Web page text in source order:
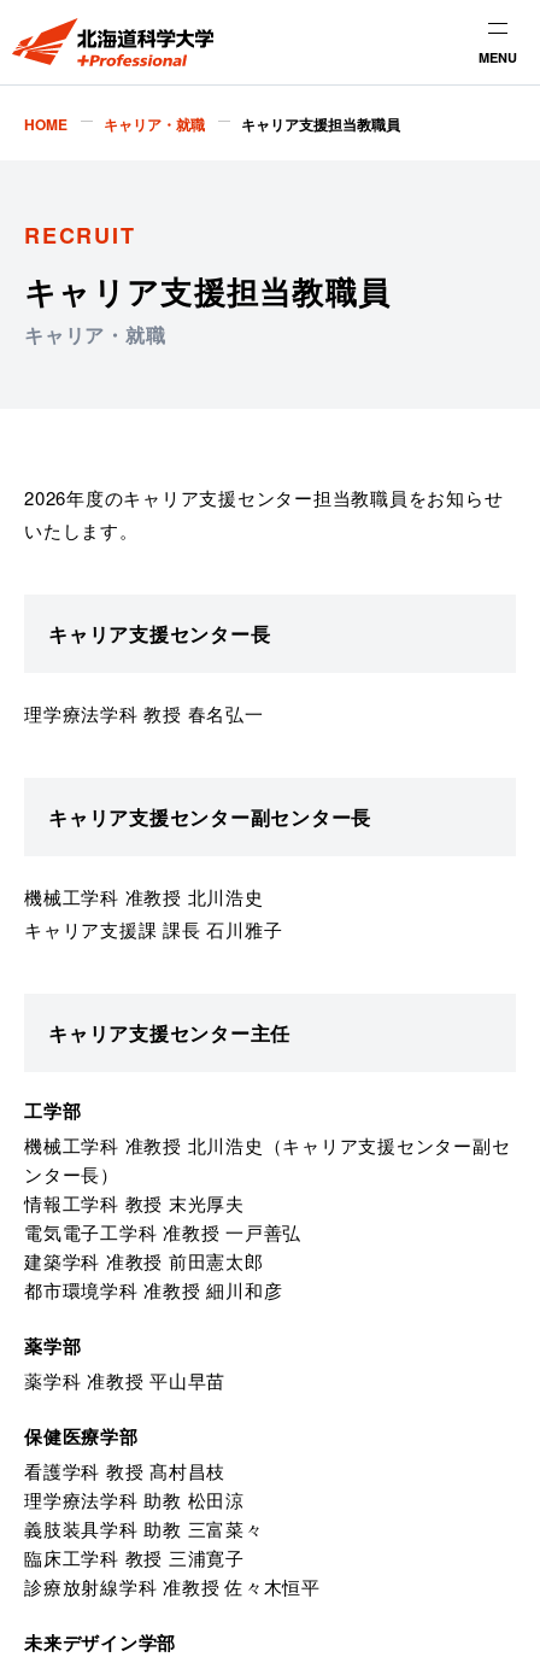
MENU
HOME キャリア・就職 キャリア支援担当教職員
RECRUIT
キャリア支援担当教職員
キャリア・就職
2026年度のキャリア支援センター担当教職員をお知らせ
いたします。
キャリア支援センター長
理学療法学科 教授 春名弘一
キャリア支援センター副センター長
機械工学科 准教授 北川浩史
キャリア支援課 課長 石川雅子
キャリア支援センター主任
工学部
機械工学科 准教授 北川浩史（キャリア支援センター副セ
ンター長）
情報工学科 教授 末光厚夫
電気電子工学科 准教授 一戸善弘
建築学科 准教授 前田憲太郎
都市環境学科 准教授 細川和彦
薬学部
薬学科 准教授 平山早苗
保健医療学部
看護学科 教授 髙村昌枝
理学療法学科 助教 松田涼
義肢装具学科 助教 三富菜々
臨床工学科 教授 三浦寛子
診療放射線学科 准教授 佐々木恒平
未来デザイン学部